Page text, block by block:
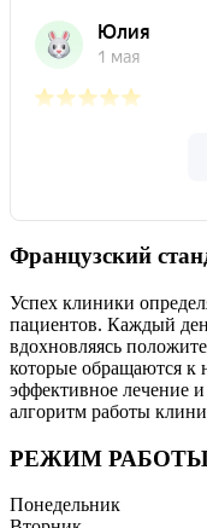
Французский
Успех клиники
пациентов. Каждый
вдохновляясь
которые обращаются к
эффективное лечение
алгоритм работы
РЕЖИМ
Понедельник